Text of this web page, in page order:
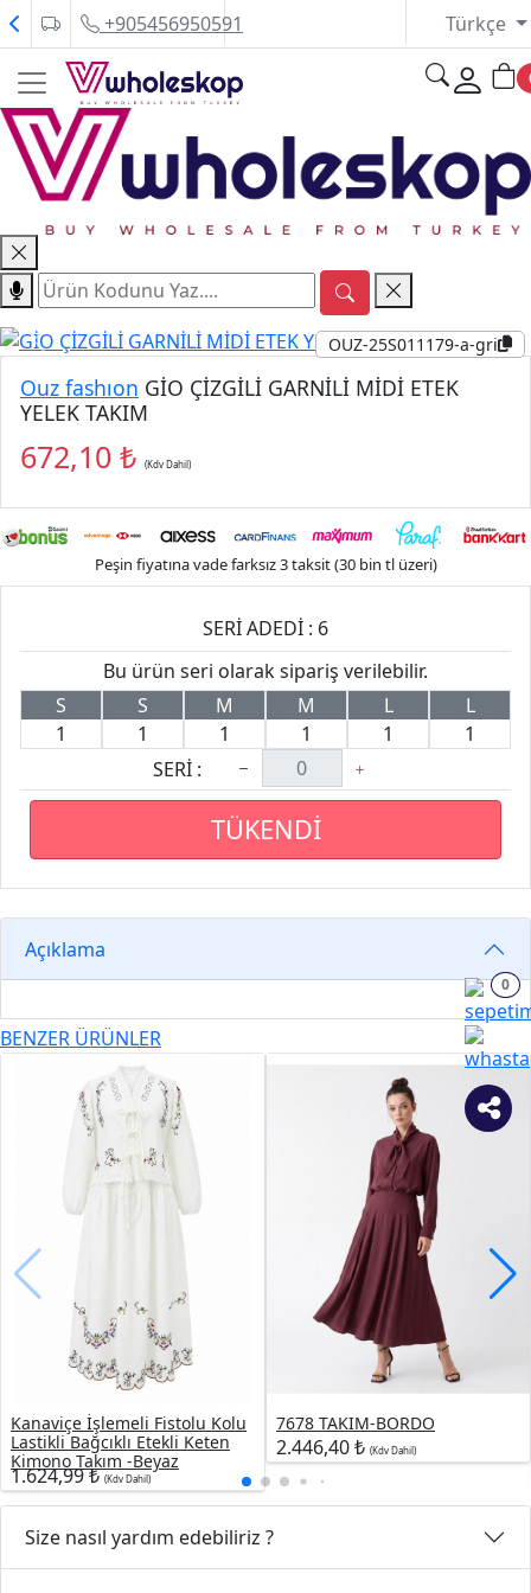
+905456950591 Türkçe
OUZ-25S011179-a-gri
P P
Ouz fashıon GİO ÇİZGİLİ GARNİLİ MİDİ ETEK
YELEK TAKIM
672,10 ₺ (Kdv Dahil)
Peşin fiyatına vade farksız 3 taksit (30 bin tl üzeri)
SERİ ADEDİ : 6
Bu ürün seri olarak sipariş verilebilir.
S
1
S
1
M
1
M
1
L
1
L
1
SERİ :
TÜKENDİ
Açıklama
BENZER ÜRÜNLER
Kanaviçe İşlemeli Fistolu Kolu
Lastikli Bağcıklı Etekli Keten
Kimono Takım -Beyaz
1.624,99 ₺(Kdv Dahil)
7678 TAKIM-BORDO
2.446,40 ₺ (Kdv Dahil)
Size nasıl yardım edebiliriz ?
0